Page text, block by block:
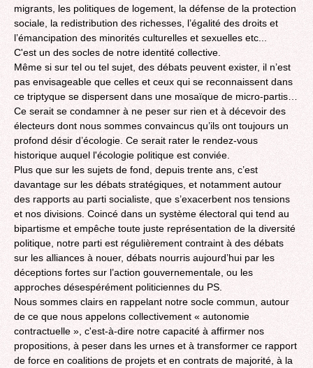
migrants, les politiques de logement, la défense de la protection
sociale, la redistribution des richesses, l’égalité des droits et
l’émancipation des minorités culturelles et sexuelles etc...
C'est un des socles de notre identité collective.
Même si sur tel ou tel sujet, des débats peuvent exister, il n’est
pas envisageable que celles et ceux qui se reconnaissent dans
ce triptyque se dispersent dans une mosaïque de micro-partis…
Ce serait se condamner à ne peser sur rien et à décevoir des
électeurs dont nous sommes convaincus qu’ils ont toujours un
profond désir d’écologie. Ce serait rater le rendez-vous
historique auquel l'écologie politique est conviée.
Plus que sur les sujets de fond, depuis trente ans, c’est
davantage sur les débats stratégiques, et notamment autour
des rapports au parti socialiste, que s’exacerbent nos tensions
et nos divisions. Coincé dans un système électoral qui tend au
bipartisme et empêche toute juste représentation de la diversité
politique, notre parti est régulièrement contraint à des débats
sur les alliances à nouer, débats nourris aujourd’hui par les
déceptions fortes sur l’action gouvernementale, ou les
approches désespérément politiciennes du PS.
Nous sommes clairs en rappelant notre socle commun, autour
de ce que nous appelons collectivement « autonomie
contractuelle », c'est-à-dire notre capacité à affirmer nos
propositions, à peser dans les urnes et à transformer ce rapport
de force en coalitions de projets et en contrats de majorité, à la